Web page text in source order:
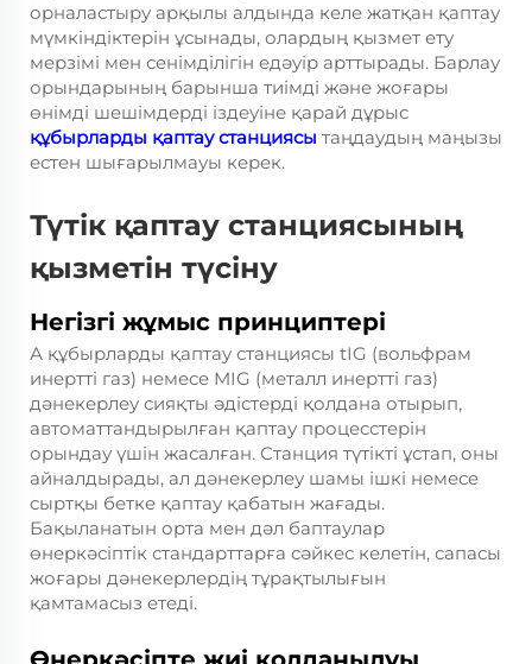
орналастыру арқылы алдында келе жатқан қаптау
мүмкіндіктерін ұсынады, олардың қызмет ету
мерзімі мен сенімділігін едәуір арттырады. Барлау
орындарының барынша тиімді және жоғары
өнімді шешімдерді іздеуіне қарай дұрыс
құбырларды қаптау станциясы таңдаудың маңызы
естен шығарылмауы керек.
Түтік қаптау станциясының
қызметін түсіну
Негізгі жұмыс принциптері
А құбырларды қаптау станциясы tIG (вольфрам
инертті газ) немесе MIG (металл инертті газ)
дәнекерлеу сияқты әдістерді қолдана отырып,
автоматтандырылған қаптау процесстерін
орындау үшін жасалған. Станция түтікті ұстап, оны
айналдырады, ал дәнекерлеу шамы ішкі немесе
сыртқы бетке қаптау қабатын жағады.
Бақыланатын орта мен дәл баптаулар
өнеркәсіптік стандарттарға сәйкес келетін, сапасы
жоғары дәнекерлердің тұрақтылығын
қамтамасыз етеді.